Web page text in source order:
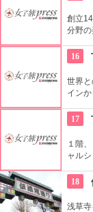
創立
分野
ベン
16
世界
イン
を感
17
１階
ャル
日本
18
浅草